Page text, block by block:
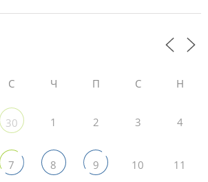
С Ч П С Н
30 1 2 3 4
7 8 9 10 11